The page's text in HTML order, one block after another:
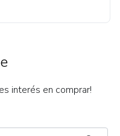
interés en comprar!